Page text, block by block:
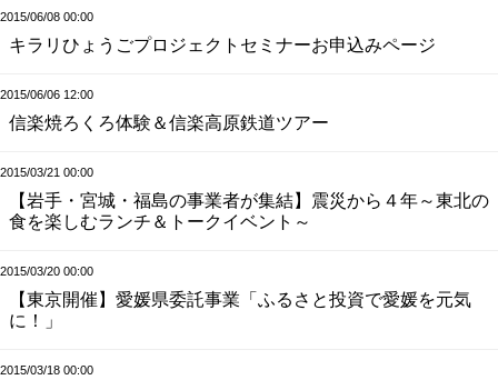
2015/06/08 00:00
キラリひょうごプロジェクトセミナーお申込みページ
2015/06/06 12:00
信楽焼ろくろ体験＆信楽高原鉄道ツアー
2015/03/21 00:00
【岩手・宮城・福島の事業者が集結】震災から４年～東北の
食を楽しむランチ＆トークイベント～
2015/03/20 00:00
【東京開催】愛媛県委託事業「ふるさと投資で愛媛を元気
に！」
2015/03/18 00:00